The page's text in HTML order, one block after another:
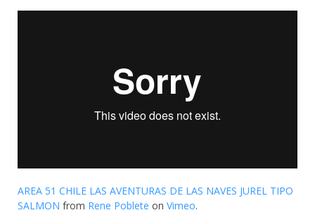
AREA 51 CHILE LAS AVENTURAS DE LAS NAVES JUREL TIPO
SALMON from Rene Poblete on Vimeo.